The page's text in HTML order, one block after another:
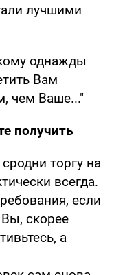
лучшими
однажды
Вам
чем Ваше..."
получить
торгу на
всегда.
если
скорее
а